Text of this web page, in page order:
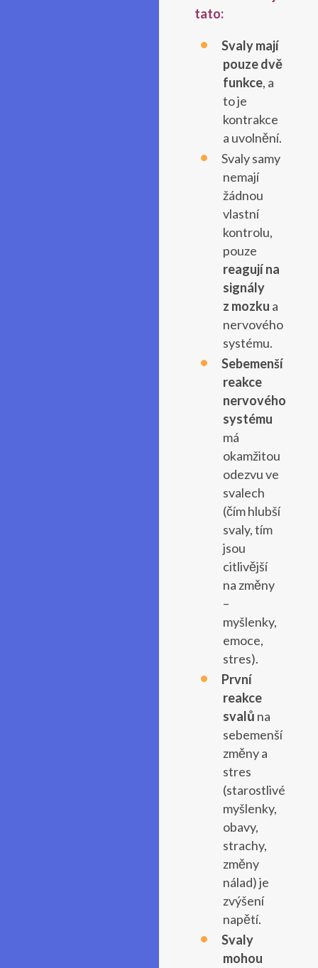
tato:
Svaly mají
pouze dvě
funkce, a
to je
kontrakce
a uvolnění.
Svaly samy
nemají
žádnou
vlastní
kontrolu,
pouze
reagují na
signály
z mozku a
nervového
systému.
Sebemenší
reakce
nervového
systému
má
okamžitou
odezvu ve
svalech
(čím hlubší
svaly, tím
jsou
citlivější
na změny
–
myšlenky,
emoce,
stres).
První
reakce
svalů na
sebemenší
změny a
stres
(starostlivé
myšlenky,
obavy,
strachy,
změny
nálad) je
zvýšení
napětí.
Svaly
mohou